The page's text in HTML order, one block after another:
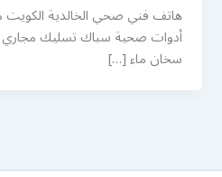
هاتف فني صحي الخالدية
أدوات صحية سباك تسليك مجاري
سخان ماء […]